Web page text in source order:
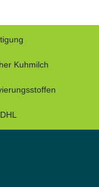
Kuhmilch